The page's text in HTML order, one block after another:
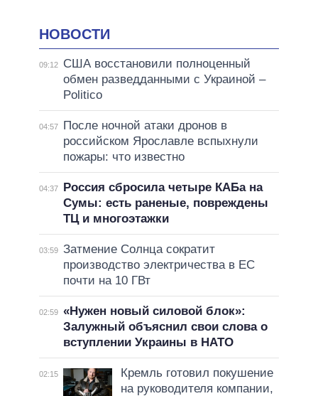
НОВОСТИ
09:12
США восстановили полноценный
обмен разведданными с Украиной –
Politico
04:57
После ночной атаки дронов в
российском Ярославле вспыхнули
пожары: что известно
04:37
Россия сбросила четыре КАБа на
Сумы: есть раненые, повреждены
ТЦ и многоэтажки
03:59 Затмение Солнца сократит
производство электричества в ЕС
почти на 10 ГВт
02:59 «Нужен новый силовой блок»:
Залужный объяснил свои слова о
вступлении Украины в НАТО
02:15
Кремль готовил покушение
на руководителя компании,